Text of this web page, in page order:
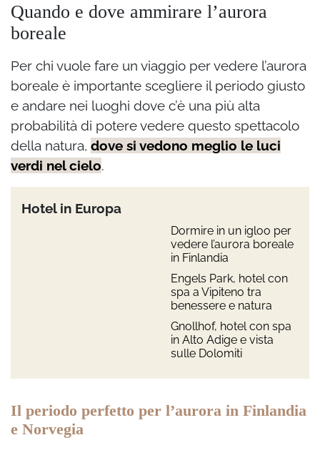
Quando e dove ammirare l’aurora
boreale
Per chi vuole fare un viaggio per vedere l’aurora
boreale è importante scegliere il periodo giusto
e andare nei luoghi dove c’è una più alta
probabilità di potere vedere questo spettacolo
della natura, dove si vedono meglio le luci
verdi nel cielo.
Hotel in Europa
Dormire in un igloo per
vedere l’aurora boreale
in Finlandia
Engels Park, hotel con
spa a Vipiteno tra
benessere e natura
Gnollhof, hotel con spa
in Alto Adige e vista
sulle Dolomiti
Il periodo perfetto per l’aurora in Finlandia
e Norvegia